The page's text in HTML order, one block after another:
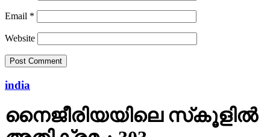
Email *
Website
india
നൈജീരിയയിലെ സ്‌കൂളില്‍